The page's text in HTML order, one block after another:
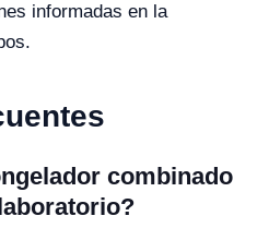
informadas en la
combinado